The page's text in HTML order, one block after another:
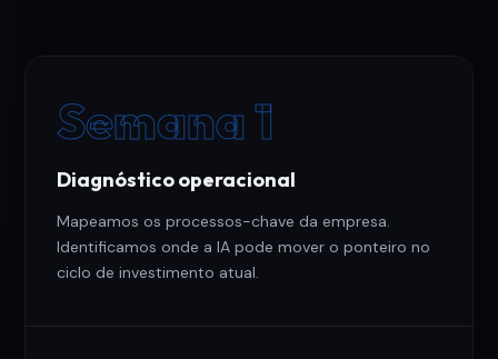
Semana 1
Diagnóstico operacional
Mapeamos os processos-chave da empresa.
Identificamos onde a IA pode mover o ponteiro no
ciclo de investimento atual.